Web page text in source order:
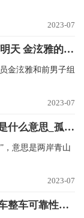
2023-07
天天观察：没有明天 金泫雅（关于没有明天 金泫雅的基本详情介绍）
金泫雅和前男子组
2023-07
两岸青山相对出孤帆一片日边来的意思是什么意思_孤帆一片日边来诗句译文|世界速看
，意思是两岸青山
2023-07
五部门：促进新能源汽车和智能网联汽车整车可靠性水平提升|报资讯